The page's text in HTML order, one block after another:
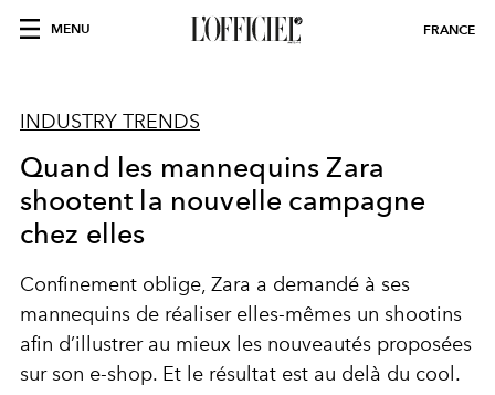
MENU FRANCE
INDUSTRY TRENDS
Quand les mannequins Zara
shootent la nouvelle campagne
chez elles
Confinement oblige, Zara a demandé à ses
mannequins de réaliser elles-mêmes un shootins
afin d’illustrer au mieux les nouveautés proposées
sur son e-shop. Et le résultat est au delà du cool.